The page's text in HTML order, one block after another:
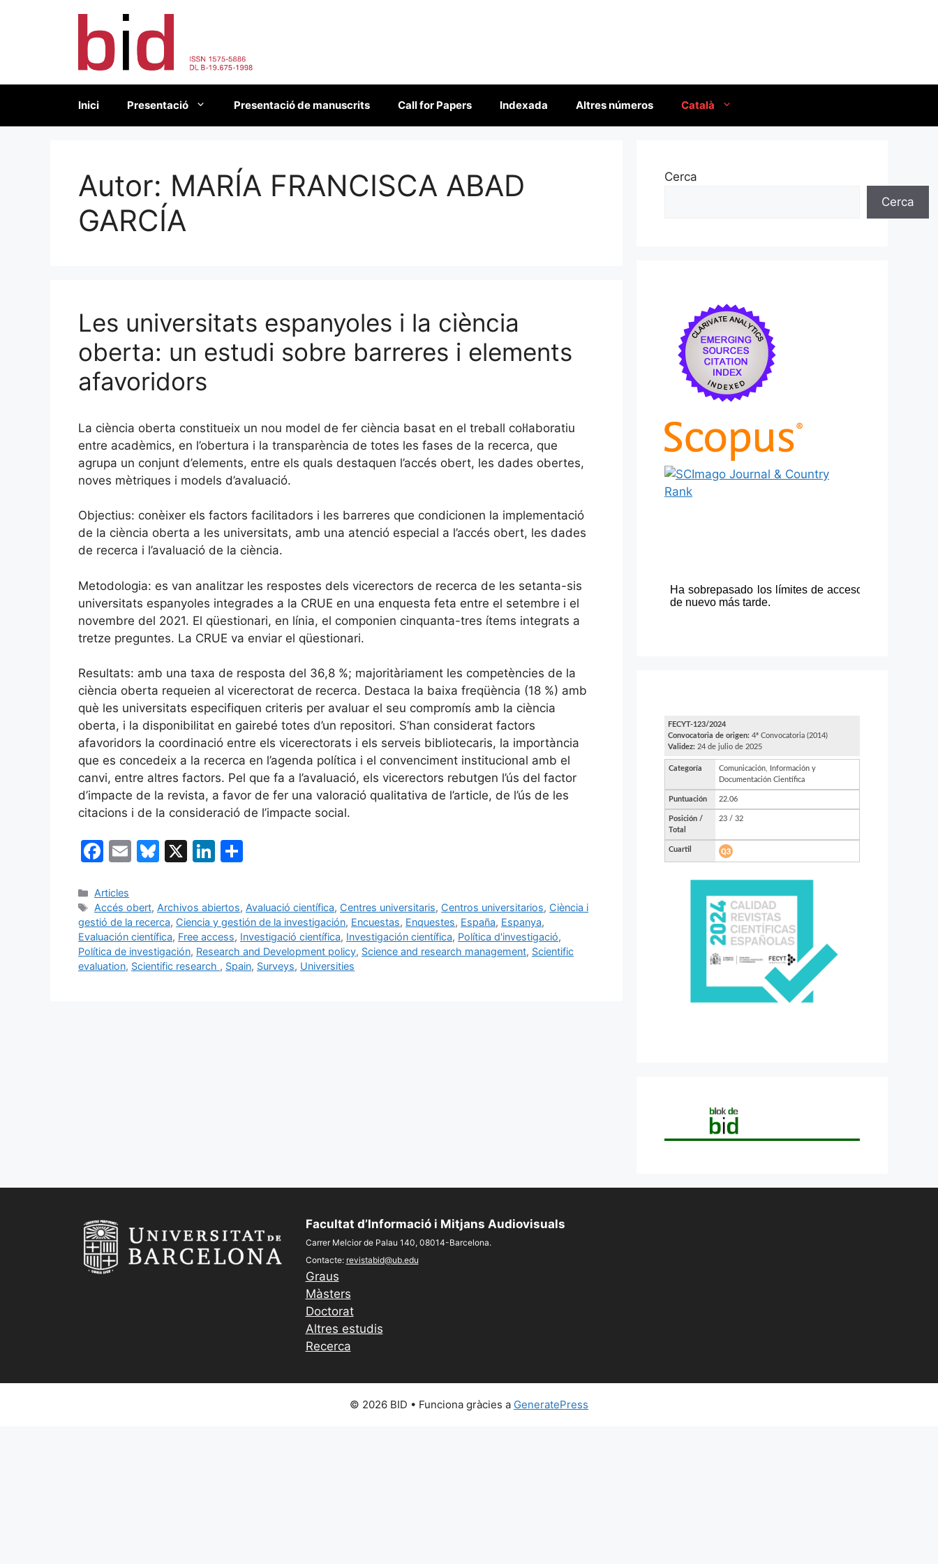
Inici Presentació Presentació de manuscrits Call for Papers Indexada Altres números Català
Autor: MARÍA FRANCISCA ABAD
GARCÍA
Les universitats espanyoles i la ciència
oberta: un estudi sobre barreres i elements
afavoridors
La ciència oberta constitueix un nou model de fer ciència basat en el treball col·laboratiu
entre acadèmics, en l’obertura i la transparència de totes les fases de la recerca, que
agrupa un conjunt d’elements, entre els quals destaquen l’accés obert, les dades obertes,
noves mètriques i models d’avaluació.
Objectius: conèixer els factors facilitadors i les barreres que condicionen la implementació
de la ciència oberta a les universitats, amb una atenció especial a l’accés obert, les dades
de recerca i l’avaluació de la ciència.
Metodologia: es van analitzar les respostes dels vicerectors de recerca de les setanta-sis
universitats espanyoles integrades a la CRUE en una enquesta feta entre el setembre i el
novembre del 2021. El qüestionari, en línia, el componien cinquanta-tres ítems integrats a
tretze preguntes. La CRUE va enviar el qüestionari.
Resultats: amb una taxa de resposta del 36,8 %; majoritàriament les competències de la
ciència oberta requeien al vicerectorat de recerca. Destaca la baixa freqüència (18 %) amb
què les universitats especifiquen criteris per avaluar el seu compromís amb la ciència
oberta, i la disponibilitat en gairebé totes d’un repositori. S’han considerat factors
afavoridors la coordinació entre els vicerectorats i els serveis bibliotecaris, la importància
que es concedeix a la recerca en l’agenda política i el convenciment institucional amb el
canvi, entre altres factors. Pel que fa a l’avaluació, els vicerectors rebutgen l’ús del factor
d’impacte de la revista, a favor de fer una valoració qualitativa de l’article, de l’ús de les
citacions i de la consideració de l’impacte social.
F
c
e
b
o
E
l
Bl
s
k
y
X
Li
e
dI
n
p
ar
te
Categories
Articles
Etiquetes
Accés obert, Archivos abiertos, Avaluació científica, Centres universitaris, Centros universitarios, Ciència i
gestió de la recerca, Ciencia y gestión de la investigación, Encuestas, Enquestes, España, Espanya,
Evaluación científica, Free access, Investigació científica, Investigación científica, Política d'investigació,
Política de investigación, Research and Development policy, Science and research management, Scientific
evaluation, Scientific research , Spain, Surveys, Universities
Cerca
Cerca
Facultat d’Informació i Mitjans Audiovisuals
Carrer Melcior de Palau 140, 08014-Barcelona.
Contacte: revistabid@ub.edu
Graus
Màsters
Doctorat
Altres estudis
Recerca
© 2026 BID • Funciona gràcies a GeneratePress